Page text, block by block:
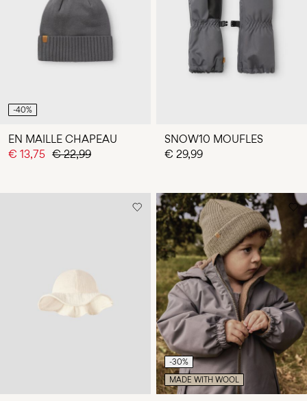
-40%
EN MAILLE CHAPEAU
€ 13,75 € 22,99
SNOW10 MOUFLES
€ 29,99
-30%
MADE WITH WOOL